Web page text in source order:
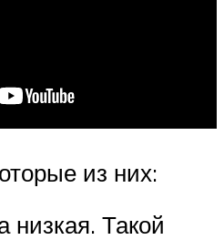
из них:
низкая. Такой